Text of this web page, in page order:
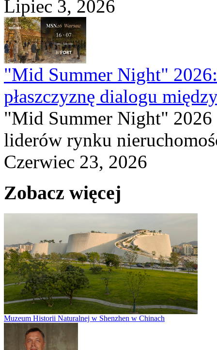
Lipiec 3, 2026
"Mid Summer Night"
płaszczyznę dialogu
"Mid Summer Night" 2026
liderów rynku
Czerwiec 23, 2026
Zobacz więcej
Muzeum Historii Naturalnej w Shenzhen w Chinach